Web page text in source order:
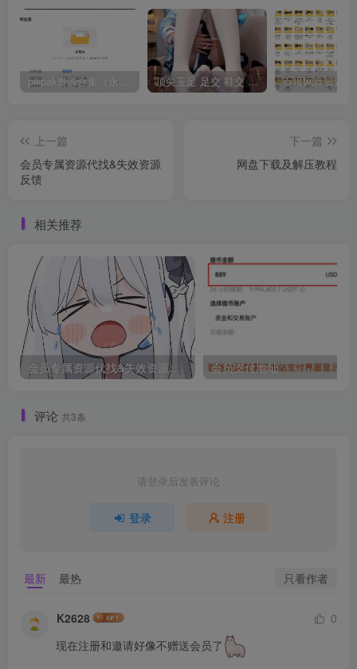
顶尖玉足 足交 鞋交 腿交 『雪乃99/xuenai99』自整理收集【177.6G】
上一篇
会员专属资源代找&失效资源
反馈
下一篇
网盘下载及解压教程
相关推荐
会员专属资源代找&失效资源反馈 会员支付地址
评论 共3条
请登录后发表评论
登录 注册
最新 最热 只看作者
K2628
0
现在注册和邀请好像不赠送会员了